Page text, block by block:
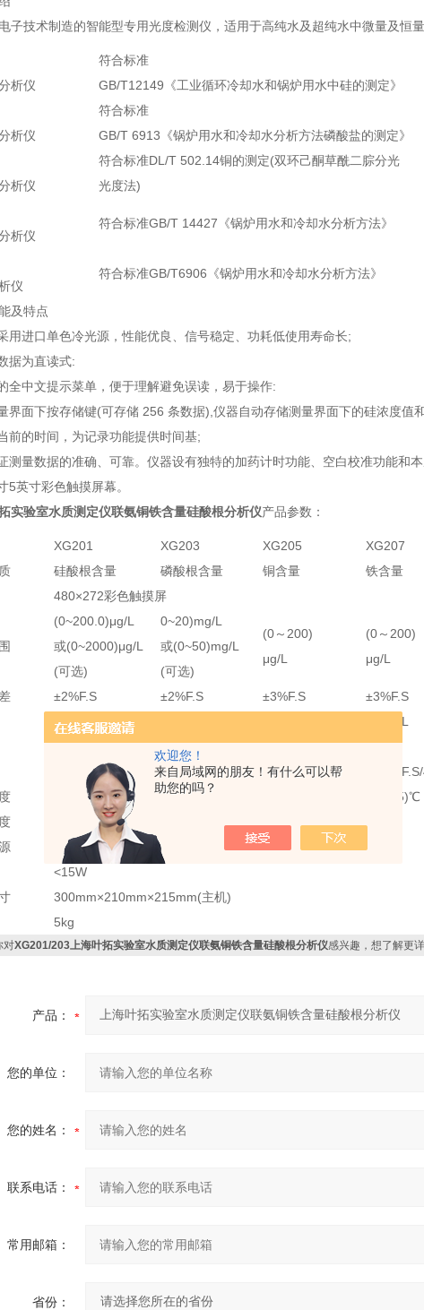
欢迎您！
来自局域网的朋友！有什么可以帮
助您的吗？
子技术制造的智能型专用光度检测仪，适用于高纯水及超纯水中微量及恒
析仪
符合标准
GB/T12149《工业循环冷却水和锅炉用水中硅的测定》
析仪
符合标准
GB/T 6913《锅炉用水和冷却水分析方法磷酸盐的测定》
析仪
符合标准DL/T 502.14铜的测定(双环己酮草酰二腙分光
光度法)
析仪
符合标准GB/T 14427《锅炉用水和冷却水分析方法》
仪
符合标准GB/T6906《锅炉用水和冷却水分析方法》
及特点
用进口单色冷光源，性能优良、信号稳定、功耗低使用寿命长;
据为直读式:
全中文提示菜单，便于理解避免误读，易于操作:
界面下按存储键(可存储 256 条数据),仪器自动存储测量界面下的硅浓度值
前的时间，为记录功能提供时间基;
测量数据的准确、可靠。仪器设有独特的加药计时功能、空白校准功能和
5英寸彩色触摸屏幕。
拓实验室水质测定仪联氨铜铁含量硅酸根分析仪产品参数：
XG201 XG203 XG205 XG207
硅酸根含量 磷酸根含量 铜含量 铁含量
480×272彩色触摸屏
(0~200.0)μg/L
或(0~2000)μg/L
(可选)
0~20)mg/L
或(0~50)mg/L
(可选)
(0～200)
μg/L
(0～200)
μg/L
±2%F.S ±2%F.S ±3%F.S ±3%F.S
0.1ug/L 0.1ug/L
≤1%F.S
±1%F.S/4h ±1%F.S/4h ±1.5%F.S/4h
(5～45)℃ (5～45)℃ (5～45)℃
≤85%RH(无冷凝)
AC220V±10%50Hz±10%
<15W
300mm×210mm×215mm(主机)
5kg
对XG201/203上海叶拓实验室水质测定仪联氨铜铁含量硅酸根分析仪感兴趣，想了解更
产品：
您的单位：
您的姓名：
联系电话：
常用邮箱：
省份：